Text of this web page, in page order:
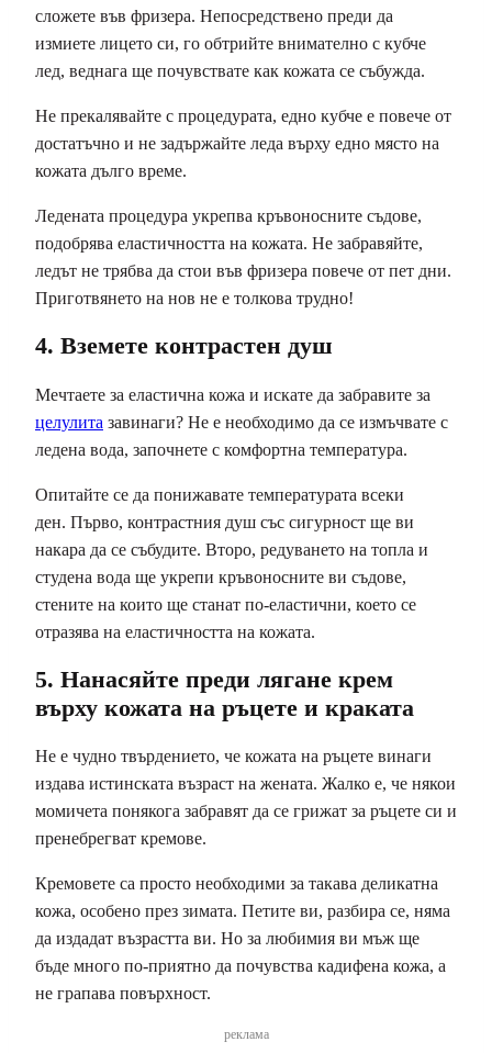
сложете във фризера. Непосредствено преди да
измиете лицето си, го обтрийте внимателно с кубче
лед, веднага ще почувствате как кожата се събужда.
Не прекалявайте с процедурата, едно кубче е повече от
достатъчно и не задържайте леда върху едно място на
кожата дълго време.
Ледената процедура укрепва кръвоносните съдове,
подобрява еластичността на кожата. Не забравяйте,
ледът не трябва да стои във фризера повече от пет дни.
Приготвянето на нов не е толкова трудно!
4. Вземете контрастен душ
Мечтаете за еластична кожа и искате да забравите за
целулита завинаги? Не е необходимо да се измъчвате с
ледена вода, започнете с комфортна температура.
Опитайте се да понижавате температурата всеки
ден. Първо, контрастния душ със сигурност ще ви
накара да се събудите. Второ, редуването на топла и
студена вода ще укрепи кръвоносните ви съдове,
стените на които ще станат по-еластични, което се
отразява на еластичността на кожата.
5. Нанасяйте преди лягане крем
върху кожата на ръцете и краката
Не е чудно твърдението, че кожата на ръцете винаги
издава истинската възраст на жената. Жалко е, че някои
момичета понякога забравят да се грижат за ръцете си и
пренебрегват кремове.
Кремовете са просто необходими за такава деликатна
кожа, особено през зимата. Петите ви, разбира се, няма
да издадат възрастта ви. Но за любимия ви мъж ще
бъде много по-приятно да почувства кадифена кожа, а
не грапава повърхност.
реклама